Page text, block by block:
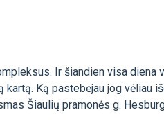
Ir šiandien visa diena
kartą. Ką pastebėjau jog vėliau
Šiaulių pramonės g.